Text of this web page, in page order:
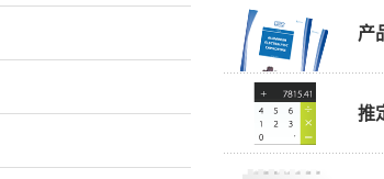
产
推